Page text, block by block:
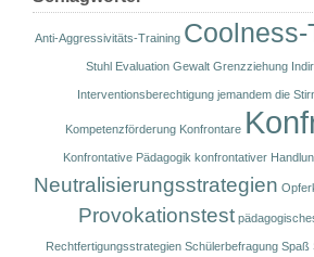
Anti-Aggressivitäts-Training Coolness-
Stuhl Evaluation Gewalt Grenzziehung
Interventionsberechtigung jemandem die
Kompetenzförderung Konfrontare
Konfrontative Pädagogik konfrontativer
Neutralisierungsstrategien
Provokationstest
Rechtfertigungsstrategien Schülerbefragung Spaß